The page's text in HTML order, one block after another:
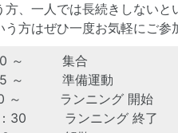
、一人では長続きしないと
方はぜひ一度お気軽にご参
00 ～ 集合
～ 準備運動
～ ランニング 開始
：30 ランニング 終了